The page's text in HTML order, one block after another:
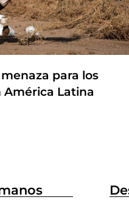
para los
Latina